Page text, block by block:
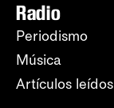
Radio
Periodismo
Música
Artículos leídos